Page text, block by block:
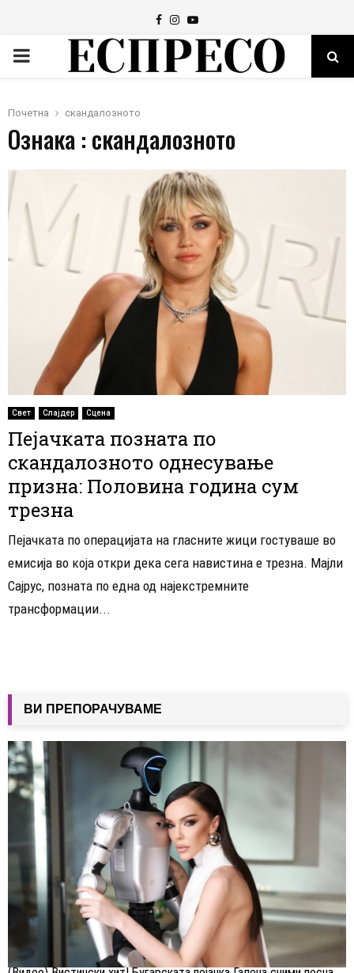
Facebook
Instagram
Youtube
PRIMARY
Почетна скандалозното
Ознака : скандалозното
Свет Слајдер Сцена
Пејачката позната по
скандалозното однесување
призна: Половина година сум
трезна
Пејачката по операцијата на гласните жици гостуваше во
емисија во која откри дека сега навистина е трезна. Мајли
Сајрус, позната по една од најекстремните
трансформации...
ВИ ПРЕПОРАЧУВАМЕ